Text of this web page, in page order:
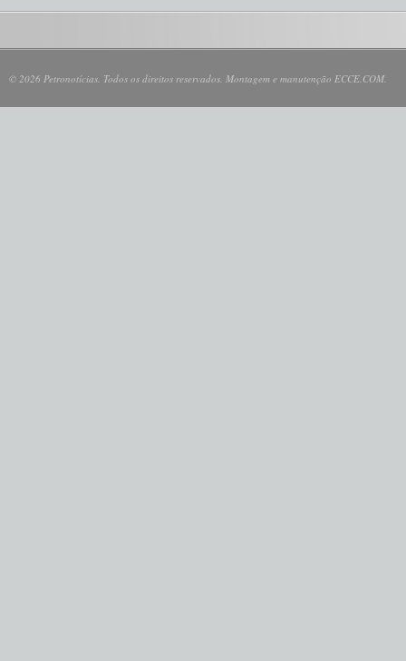
© 2026 Petronotícias. Todos os direitos reservados. Montagem e manutenção ECCE.COM.